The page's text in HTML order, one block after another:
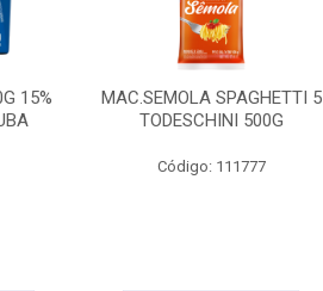
15%
MAC.SEMOLA SPAGHETTI 5
TODESCHINI 500G
Código: 111777